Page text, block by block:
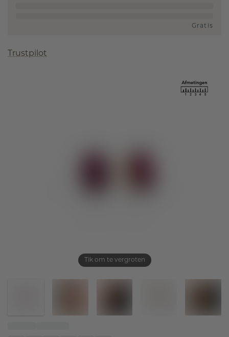
Tik om te vergroten
Gratis
Trustpilot